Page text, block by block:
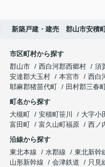
新築戸建・建売 郡山市安積
市区町村から探す
郡山市
西白河郡西郷村 須
安達郡大玉村
本宮市 西白
耶麻郡猪苗代町
田村郡三春
町名から探す
大槻町
安積町笹川 大字小
富田町
富久山町福原 西ノ
沿線から探す
東北本線
水郡線 東北新幹
山形新幹線
会津鉄道 只見